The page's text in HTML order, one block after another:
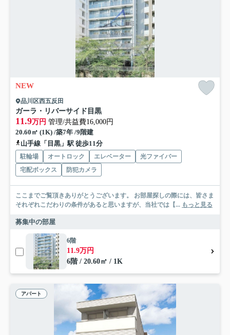
NEW
品川区西五反田
ガーラ・リバーサイド目黒
11.9万円 管理/共益費16,000円
20.60㎡ (1K) /築7年 /9階建
山手線「目黒」駅 徒歩11分
駐輪場 オートロック エレベーター
光ファイバー
宅配ボックス
防犯カメラ
ここまでご覧頂きありがとうございます。 お部屋探しの際には、皆さま
それぞれこだわりの条件があると思いますが、当社では【... もっと見る
募集中の部屋
6階
11.9万円
6階 / 20.60㎡ / 1K
アパート